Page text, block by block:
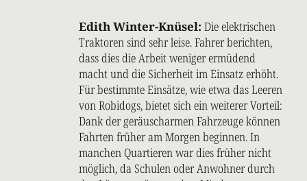
Edith Winter-Knüsel: Die elektrischen
Traktoren sind sehr leise. Fahrer berichten,
dass dies die Arbeit weniger ermüdend
macht und die Sicherheit im Einsatz erhöht.
Für bestimmte Einsätze, wie etwa das Leeren
von Robidogs, bietet sich ein weiterer Vorteil:
Dank der geräuscharmen Fahrzeuge können
Fahrten früher am Morgen beginnen. In
manchen Quartieren war dies früher nicht
möglich, da Schulen oder Anwohner durch